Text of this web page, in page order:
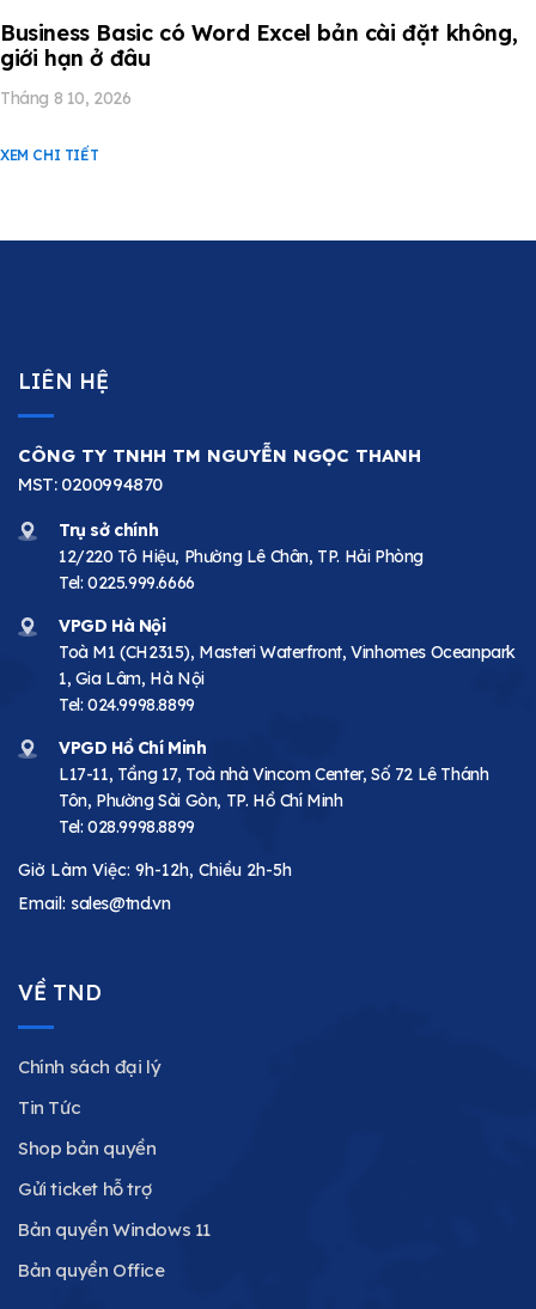
Business Basic có Word Excel bản cài đặt không,
giới hạn ở đâu
Tháng 8 10, 2026
XEM CHI TIẾT
LIÊN HỆ
CÔNG TY TNHH TM NGUYỄN NGỌC THANH
MST: 0200994870
Trụ sở chính
12/220 Tô Hiệu, Phường Lê Chân, TP. Hải Phòng
Tel: 0225.999.6666
VPGD Hà Nội
Toà M1 (CH2315), Masteri Waterfront, Vinhomes Oceanpark
1, Gia Lâm, Hà Nội
Tel: 024.9998.8899
VPGD Hồ Chí Minh
L17-11, Tầng 17, Toà nhà Vincom Center, Số 72 Lê Thánh
Tôn, Phường Sài Gòn, TP. Hồ Chí Minh
Tel: 028.9998.8899
Giờ Làm Việc: 9h-12h, Chiều 2h-5h
Email: sales@tnd.vn
VỀ TND
Chính sách đại lý
Tin Tức
Shop bản quyền
Gửi ticket hỗ trợ
Bản quyền Windows 11
Bản quyền Office